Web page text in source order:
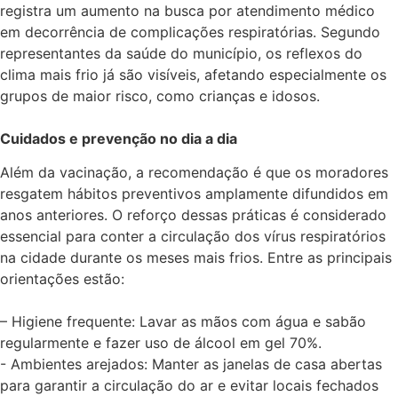
registra um aumento na busca por atendimento médico
em decorrência de complicações respiratórias. Segundo
representantes da saúde do município, os reflexos do
clima mais frio já são visíveis, afetando especialmente os
grupos de maior risco, como crianças e idosos.
​Cuidados e prevenção no dia a dia
​Além da vacinação, a recomendação é que os moradores
resgatem hábitos preventivos amplamente difundidos em
anos anteriores. O reforço dessas práticas é considerado
essencial para conter a circulação dos vírus respiratórios
na cidade durante os meses mais frios. Entre as principais
orientações estão:
– Higiene frequente: Lavar as mãos com água e sabão
regularmente e fazer uso de álcool em gel 70%.
​- Ambientes arejados: Manter as janelas de casa abertas
para garantir a circulação do ar e evitar locais fechados